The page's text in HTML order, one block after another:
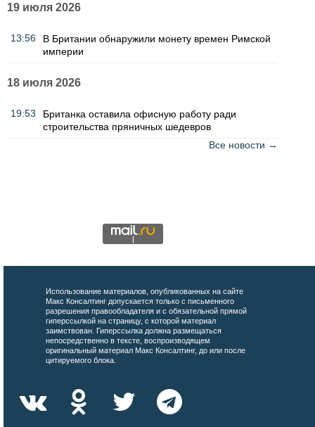
19 июля 2026
13:56
В Британии обнаружили монету времен Римской
империи
18 июля 2026
19:53
Британка оставила офисную работу ради
строительства пряничных шедевров
Все новости →
Использование материалов, опубликованных на сайте
Макс Консалтинг допускается только с письменного
разрешения правообладателя и с обязательной прямой
гиперссылкой на страницу, с которой материал
заимствован. Гиперссылка должна размещаться
непосредственно в тексте, воспроизводящем
оригинальный материал Макс Консалтинг, до или после
цитируемого блока.